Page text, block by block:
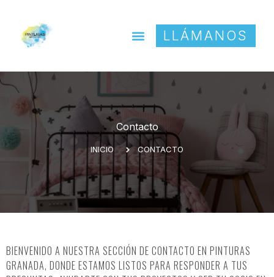
LLÁMANOS
Contacto
INICIO CONTACTO
BIENVENIDO A NUESTRA SECCIÓN DE CONTACTO EN PINTURAS
GRANADA, DONDE ESTAMOS LISTOS PARA RESPONDER A TUS